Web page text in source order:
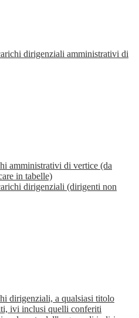
dirigenziali amministrativi di
amministrativi di vertice (da
in tabelle)
dirigenziali (dirigenti non
dirigenziali, a qualsiasi titolo
ivi inclusi quelli conferiti